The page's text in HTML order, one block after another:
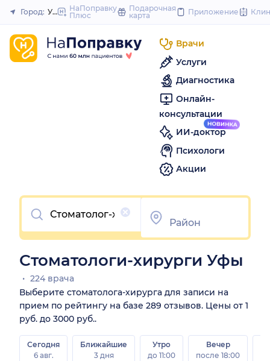
to
Закрыть
Город: Уфа
НаПоправку
Плюс
Подарочная
карта
Приложение
Врачи
Услуги
Диагностика
Онлайн-
консультации
ИИ-доктор
Психологи
Акции
Очистить
Стоматологи-хирурги Уфы
224 врача
Выберите стоматолога-хирурга для записи на
прием по рейтингу на базе 289 отзывов. Цены от 1
руб. до 3000 руб..
Сегодня
6 авг.
Ближайшие
3 дня
Утро
до 11:00
Вечер
после 18:00